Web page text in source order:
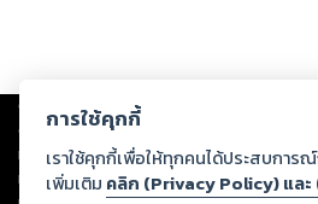
Copyright © 2026
ต่อผลงานหรือเนื้อหาใดที่อัปโหลดผ่านเว็บไซต์แ
ทรัพย์สินทางปัญญาของบุคคลอื่นหรือขัดต่อกฎ
ทุกท่านโปรดใช้วิจารณญาณในการกลั่นกรองด้ว
การใช้คุกกี้
เราใช้คุกกี้เพื่อให้ทุกคนได้ประสบการ
เพิ่มเติม คลิก (Privacy Policy) แล